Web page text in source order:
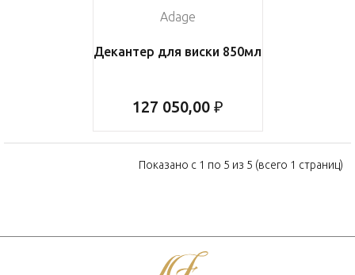
Adage
Декантер для виски 850мл
127 050,00 ₽
Показано с 1 по 5 из 5 (всего 1 страниц)